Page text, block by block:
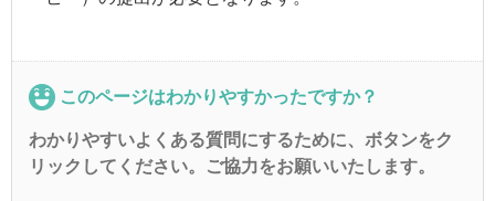
このページはわかりやすかったですか？
わかりやすいよくある質問にするために、ボタンをク
リックしてください。ご協力をお願いいたします。